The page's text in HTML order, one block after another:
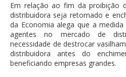
Em relação ao fim da proibição
distribuidora seja retornado e
da Economia alega que a
agentes no mercado de
necessidade de destrocar
distribuidora antes do
beneficiando empresas grandes.